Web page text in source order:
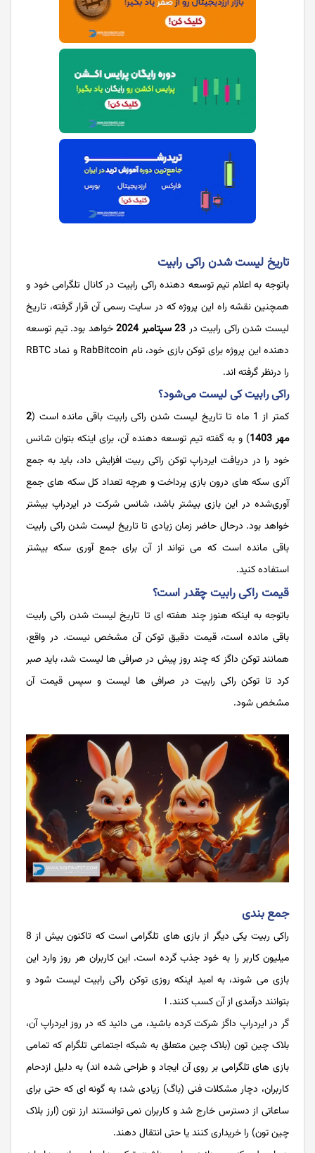
تاریخ لیست شدن راکی رابیت
باتوجه به اعلام تیم توسعه دهنده راکی رابیت در کانال تلگرامی خود و
همچنین نقشه راه این پروژه که در سایت رسمی آن قرار گرفته، تاریخ
لیست شدن راکی رابیت در
خواهد بود. تیم توسعه
دهنده این پروژه برای توکن بازی خود، نام RabBitcoin و نماد RBTC
را درنظر گرفته اند.
راکی رابیت کی لیست می‌شود؟
کمتر از 1 ماه تا تاریخ لیست شدن راکی رابیت باقی مانده است (
2
مهر 1403
) و به گفته تیم توسعه دهنده آن، برای اینکه بتوان شانس
خود را در دریافت ایردراپ توکن راکی ربیت افزایش داد، باید به جمع
آئری سکه های درون بازی پرداخت و هرچه تعداد کل سکه‌ های جمع
‌آوری‌شده در این بازی بیشتر باشد، شانس شرکت در ایردراپ بیشتر
خواهد بود. درحال حاضر زمان زیادی تا تاریخ لیست شدن راکی رابیت
باقی مانده است که می تواند از آن برای جمع آوری سکه بیشتر
استفاده کنید.
قیمت راکی رابیت چقدر است؟
باتوجه به اینکه هنوز چند هفته ای تا تاریخ لیست شدن راکی رابیت
باقی مانده است، قیمت دقیق توکن آن مشخص نیست. در واقع،
همانند توکن داگز که چند روز پیش در صرافی ها لیست شد، باید صبر
کرد تا توکن راکی رابیت در صرافی ها لیست و سپس قیمت آن
مشخص شود.
جمع بندی
راکی ربیت یکی دیگر از بازی‌ های تلگرامی است که تاکنون بیش از 8
میلیون کاربر را به خود جذب گرده است. این کاربران هر روز وارد این
بازی می شوند، به امید اینکه روزی توکن راکی رابیت لیست شود و
بتوانند درآمدی از آن کسب کنند. ا
گر در ایردراپ داگز شرکت کرده باشید، می دانید که در روز ایردراپ آن،
بلاک چین تون (بلاک چین متعلق به شبکه اجتماعی تلگرام که تمامی
بازی های تلگرامی بر روی آن ایجاد و طراحی شده اند) به دلیل ازدحام
کاربران، دچار مشکلات فنی (باگ) زیادی شد؛ به گونه ای که حتی برای
ساعاتی از دسترس خارج شد و کاربران نمی توانستند ارز تون (ارز بلاک
چین تون) را خریداری کنند یا حتی انتقال دهند.